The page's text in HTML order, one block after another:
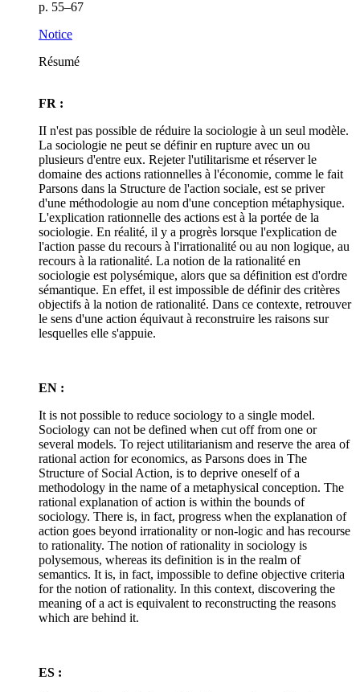
p. 55–67
Notice
Résumé
FR :
II n'est pas possible de réduire la sociologie à un seul modèle.
La sociologie ne peut se définir en rupture avec un ou
plusieurs d'entre eux. Rejeter l'utilitarisme et réserver le
domaine des actions rationnelles à l'économie, comme le fait
Parsons dans la Structure de l'action sociale, est se priver
d'une méthodologie au nom d'une conception métaphysique.
L'explication rationnelle des actions est à la portée de la
sociologie. En réalité, il y a progrès lorsque l'explication de
l'action passe du recours à l'irrationalité ou au non logique, au
recours à la rationalité. La notion de la rationalité en
sociologie est polysémique, alors que sa définition est d'ordre
sémantique. En effet, il est impossible de définir des critères
objectifs à la notion de rationalité. Dans ce contexte, retrouver
le sens d'une action équivaut à reconstruire les raisons sur
lesquelles elle s'appuie.
EN :
It is not possible to reduce sociology to a single model.
Sociology can not be defined when cut off from one or
several models. To reject utilitarianism and reserve the area of
rational action for economics, as Parsons does in The
Structure of Social Action, is to deprive oneself of a
methodology in the name of a metaphysical conception. The
rational explanation of action is within the bounds of
sociology. There is, in fact, progress when the explanation of
action goes beyond irrationality or non-logic and has recourse
to rationality. The notion of rationality in sociology is
polysemous, whereas its definition is in the realm of
semantics. It is, in fact, impossible to define objective criteria
for the notion of rationality. In this context, discovering the
meaning of a act is equivalent to reconstructing the reasons
which are behind it.
ES :